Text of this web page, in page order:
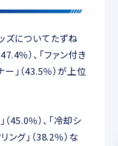
ズについてたずね
％）、「ファン付き
ー」（43.5％）が上位
45.0％）、「冷却シ
ング」（38.2％）な